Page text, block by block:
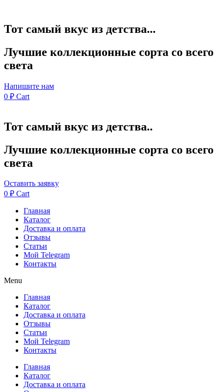
Тот самый вкус из детства...
Лучшие коллекционные сорта со всего
света
Напишите нам
0 ₽ Cart
Тот самый вкус из детства..
Лучшие коллекционные сорта со всего
света
Оставить заявку
0 ₽ Cart
Главная
Каталог
Доставка и оплата
Отзывы
Статьи
Мой Telegram
Контакты
Menu
Главная
Каталог
Доставка и оплата
Отзывы
Статьи
Мой Telegram
Контакты
Главная
Каталог
Доставка и оплата